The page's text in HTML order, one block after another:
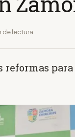
de lectura
reformas